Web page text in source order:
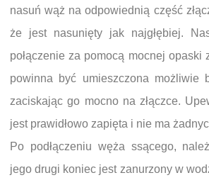
nasuń wąż na odpowiednią część
że jest nasunięty jak najgłębiej.
połączenie za pomocą mocnej opaski
powinna być umieszczona możliwie
zaciskając go mocno na złączce.
jest prawidłowo zapięta i nie ma
Po podłączeniu węża ssącego,
jego drugi koniec jest zanurzony w